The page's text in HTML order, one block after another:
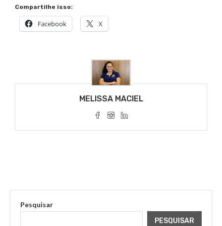
Compartilhe isso:
Facebook X
MELISSA MACIEL
Pesquisar
PESQUISAR